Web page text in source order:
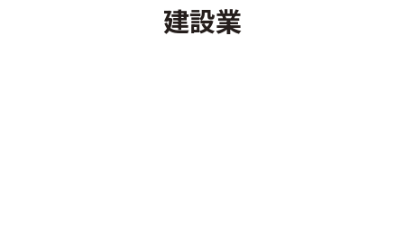
建設業